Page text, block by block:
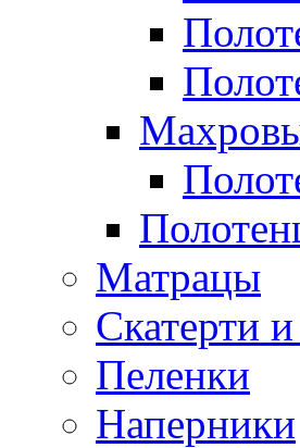
Матрацы
Скатерти
Пеленки
Наперники